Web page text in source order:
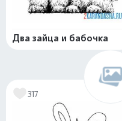
Два зайца и бабочка
317